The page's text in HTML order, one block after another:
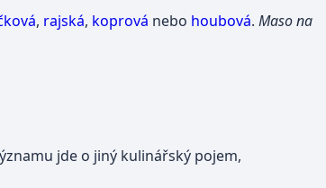
, rajská, koprová nebo houbová. Maso na
jde o jiný kulinářský pojem,